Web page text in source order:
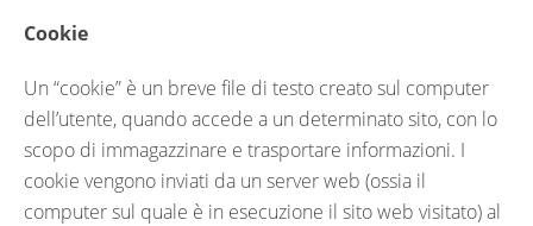
Cookie
Un “cookie” è un breve file di testo creato sul computer
dell’utente, quando accede a un determinato sito, con lo
scopo di immagazzinare e trasportare informazioni. I
cookie vengono inviati da un server web (ossia il
computer sul quale è in esecuzione il sito web visitato) al